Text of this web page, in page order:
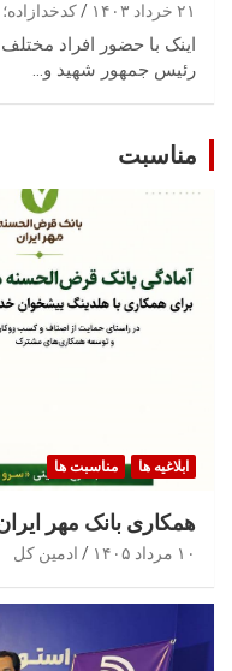
۲۱ خرداد ۱۴۰۳
اینک با حضور افراد
رئیس جمهور شهید و…
مناسبت
ابلاغیه ها مناسبت ها
همکاری بانک مهر
۱۰ مرداد ۱۴۰۵ ادمین کل